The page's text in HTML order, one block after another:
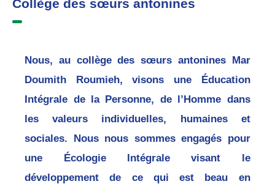
Collège des sœurs antonines
Nous, au collège des sœurs antonines Mar
Doumith Roumieh, visons une Éducation
Intégrale de la Personne, de l’Homme dans
les valeurs individuelles, humaines et
sociales. Nous nous sommes engagés pour
une Écologie Intégrale visant le
développement de ce qui est beau en